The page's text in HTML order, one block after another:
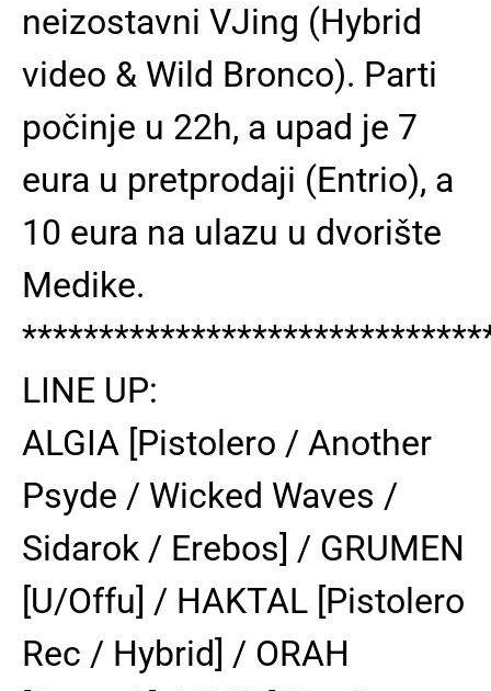
neizostavni VJing (Hybrid
video & Wild Bronco). Parti
počinje u 22h, a upad je 7
eura u pretprodaji (Entrio), a
10 eura na ulazu u dvorište
Medike.
LINE UP:
ALGIA [Pistolero / Another
Psyde / Wicked Waves /
Sidarok / Erebos] / GRUMEN
[U/Offu] / HAKTAL [Pistolero
Rec / Hybrid] / ORAH